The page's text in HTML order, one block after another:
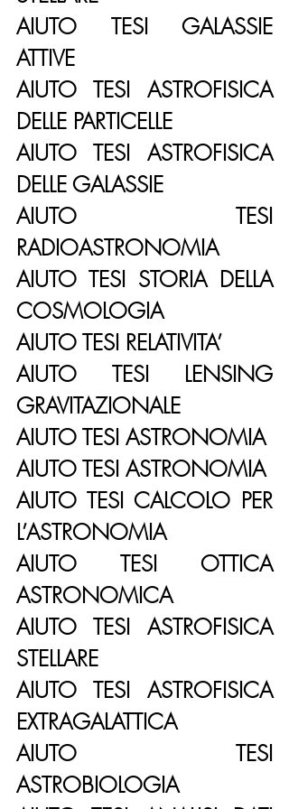
AIUTO TESI GALASSIE
ATTIVE
AIUTO TESI ASTROFISICA
DELLE PARTICELLE
AIUTO TESI ASTROFISICA
DELLE GALASSIE
AIUTO TESI
RADIOASTRONOMIA
AIUTO TESI STORIA DELLA
COSMOLOGIA
AIUTO TESI RELATIVITA’
AIUTO TESI LENSING
GRAVITAZIONALE
AIUTO TESI ASTRONOMIA
AIUTO TESI ASTRONOMIA
AIUTO TESI CALCOLO PER
L’ASTRONOMIA
AIUTO TESI OTTICA
ASTRONOMICA
AIUTO TESI ASTROFISICA
STELLARE
AIUTO TESI ASTROFISICA
EXTRAGALATTICA
AIUTO TESI
ASTROBIOLOGIA